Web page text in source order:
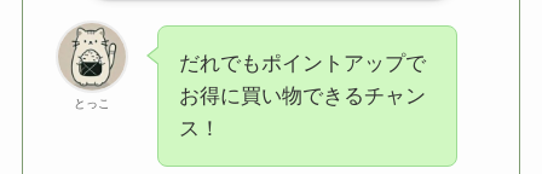
とっこ
だれでもポイントアップで
お得に買い物できるチャン
ス！